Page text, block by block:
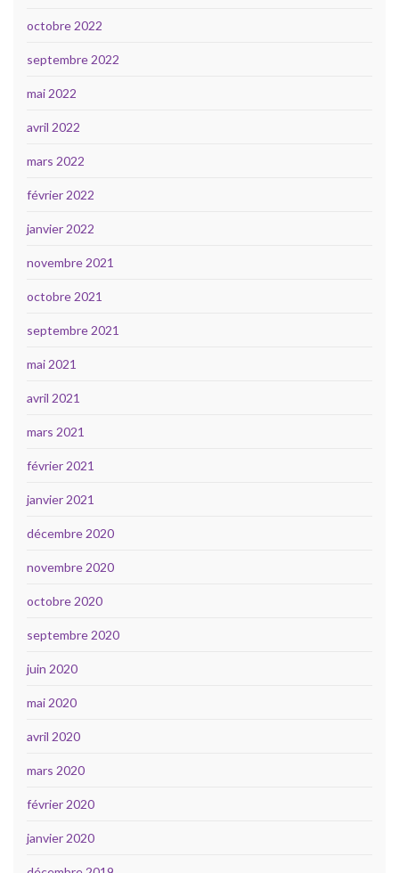
octobre 2022
septembre 2022
mai 2022
avril 2022
mars 2022
février 2022
janvier 2022
novembre 2021
octobre 2021
septembre 2021
mai 2021
avril 2021
mars 2021
février 2021
janvier 2021
décembre 2020
novembre 2020
octobre 2020
septembre 2020
juin 2020
mai 2020
avril 2020
mars 2020
février 2020
janvier 2020